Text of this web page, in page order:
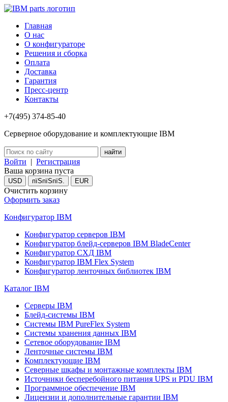
Главная
О нас
О конфигураторе
Решения и сборка
Оплата
Доставка
Гарантия
Пресс-центр
Контакты
+7(495) 374-85-40
Серверное оборудование и комплектующие IBM
Войти | Регистрация
Ваша корзина пуста
USD пїЅпїЅпїЅ. EUR
Очистить корзину
Оформить заказ
Конфигуратор IBM
Конфигуратор серверов IBM
Конфигуратор блейд-серверов IBM BladeCenter
Конфигуратор СХД IBM
Конфигуратор IBM Flex System
Конфигуратор ленточных библиотек IBM
Каталог IBM
Серверы IBM
Блейд-системы IBM
Системы IBM PureFlex System
Системы хранения данных IBM
Сетевое оборудование IBM
Ленточные системы IBM
Комплектующие IBM
Северные шкафы и монтажные комплекты IBM
Источники бесперебойного питания UPS и PDU IBM
Программное обеспечение IBM
Лицензии и дополнительные гарантии IBM